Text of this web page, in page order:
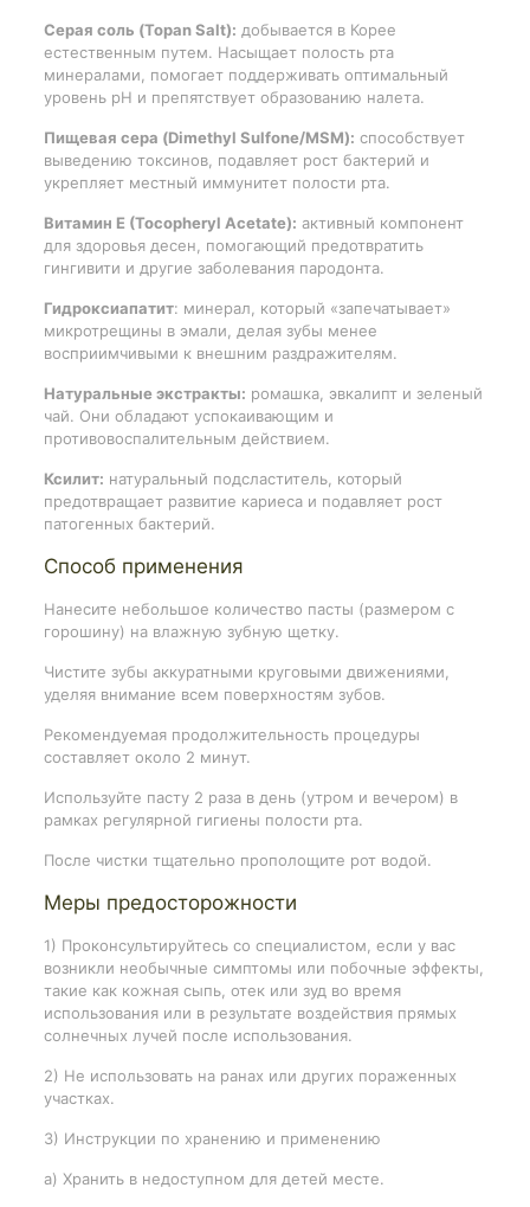
Серая соль (Topan Salt): добывается в Корее
естественным путем. Насыщает полость рта
минералами, помогает поддерживать оптимальный
уровень pH и препятствует образованию налета.
Пищевая сера (Dimethyl Sulfone/MSM): способствует
выведению токсинов, подавляет рост бактерий и
укрепляет местный иммунитет полости рта.
Витамин E (Tocopheryl Acetate): активный компонент
для здоровья десен, помогающий предотвратить
гингивити и другие заболевания пародонта.
Гидроксиапатит: минерал, который «запечатывает»
микротрещины в эмали, делая зубы менее
восприимчивыми к внешним раздражителям.
Натуральные экстракты: ромашка, эвкалипт и зеленый
чай. Они обладают успокаивающим и
противовоспалительным действием.
Ксилит: натуральный подсластитель, который
предотвращает развитие кариеса и подавляет рост
патогенных бактерий.
Способ применения
Нанесите небольшое количество пасты (размером с
горошину) на влажную зубную щетку.
Чистите зубы аккуратными круговыми движениями,
уделяя внимание всем поверхностям зубов.
Рекомендуемая продолжительность процедуры
составляет около 2 минут.
Используйте пасту 2 раза в день (утром и вечером) в
рамках регулярной гигиены полости рта.
После чистки тщательно прополощите рот водой.
Меры предосторожности
1) Проконсультируйтесь со специалистом, если у вас
возникли необычные симптомы или побочные эффекты,
такие как кожная сыпь, отек или зуд во время
использования или в результате воздействия прямых
солнечных лучей после использования.
2) Не использовать на ранах или других пораженных
участках.
3) Инструкции по хранению и применению
a) Хранить в недоступном для детей месте.